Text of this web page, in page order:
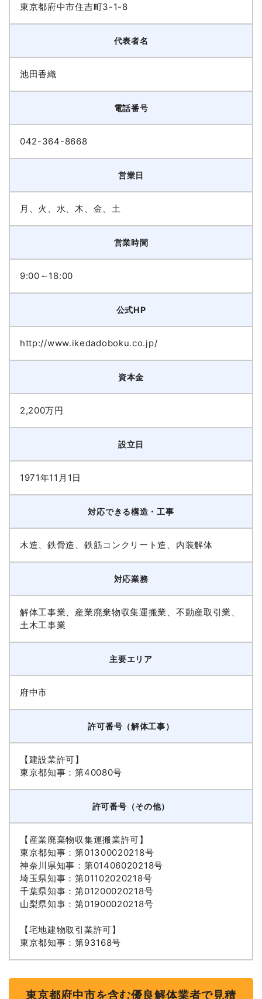
東京都府中市住吉町3-1-8
代表者名
池田香織
電話番号
042-364-8668
営業日
月、火、水、木、金、土
営業時間
9:00～18:00
公式HP
http://www.ikedadoboku.co.jp/
資本金
2,200万円
設立日
1971年11月1日
対応できる構造・工事
木造、鉄骨造、鉄筋コンクリート造、内装解体
対応業務
解体工事業、産業廃棄物収集運搬業、不動産取引業、
土木工事業
主要エリア
府中市
許可番号（解体工事）
【建設業許可】
東京都知事：第40080号
許可番号（その他）
【産業廃棄物収集運搬業許可】
東京都知事：第01300020218号
神奈川県知事：第01406020218号
埼玉県知事：第01102020218号
千葉県知事：第01200020218号
山梨県知事：第01900020218号
【宅地建物取引業許可】
東京都知事：第93168号
東京都府中市を含む優良解体業者で見積